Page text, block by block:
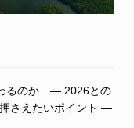
るのか ― 2026との
さえたいポイント ―